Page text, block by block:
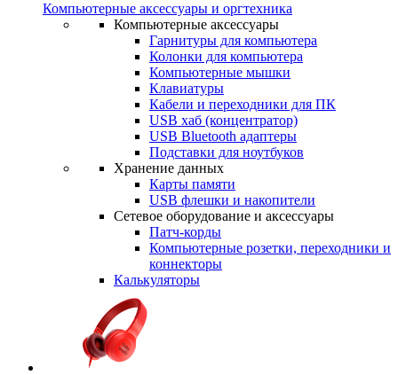
Компьютерные аксессуары и оргтехника
Компьютерные аксессуары
Гарнитуры для компьютера
Колонки для компьютера
Компьютерные мышки
Клавиатуры
Кабели и переходники для ПК
USB хаб (концентратор)
USB Bluetooth адаптеры
Подставки для ноутбуков
Хранение данных
Карты памяти
USB флешки и накопители
Сетевое оборудование и аксессуары
Патч-корды
Компьютерные розетки, переходники и
коннекторы
Калькуляторы